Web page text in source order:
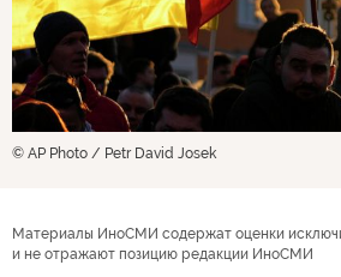
© AP Photo / Petr David Josek
Материалы ИноСМИ содержат оценки
и не отражают позицию редакции ИноСМИ